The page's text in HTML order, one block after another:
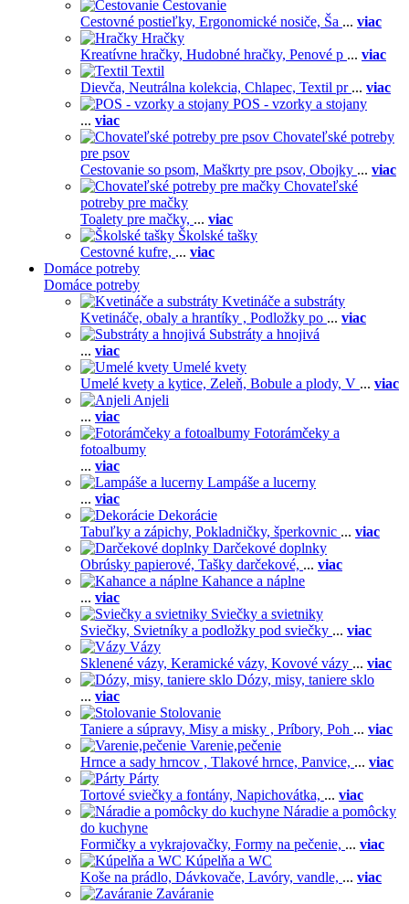
Cestovanie
Cestovné postieľky, Ergonomické nosiče, Ša ... viac
Hračky
Kreatívne hračky, Hudobné hračky, Penové p ... viac
Textil
Dievča, Neutrálna kolekcia, Chlapec, Textil pr ... viac
POS - vzorky a stojany
... viac
Chovateľské potreby
pre psov
Cestovanie so psom, Maškrty pre psov, Obojky ... viac
Chovateľské
potreby pre mačky
Toalety pre mačky, ... viac
Školské tašky
Cestovné kufre, ... viac
Domáce potreby
Domáce potreby
Kvetináče a substráty
Kvetináče, obaly a hrantíky , Podložky po ... viac
Substráty a hnojivá
... viac
Umelé kvety
Umelé kvety a kytice, Zeleň, Bobule a plody, V ... viac
Anjeli
... viac
Fotorámčeky a
fotoalbumy
... viac
Lampáše a lucerny
... viac
Dekorácie
Tabuľky a zápichy, Pokladničky, šperkovnic ... viac
Darčekové doplnky
Obrúsky papierové, Tašky darčekové, ... viac
Kahance a náplne
... viac
Sviečky a svietniky
Sviečky, Svietníky a podložky pod sviečky ... viac
Vázy
Sklenené vázy, Keramické vázy, Kovové vázy ... viac
Dózy, misy, taniere sklo
... viac
Stolovanie
Taniere a súpravy, Misy a misky , Príbory, Poh ... viac
Varenie,pečenie
Hrnce a sady hrncov , Tlakové hrnce, Panvice, ... viac
Párty
Tortové sviečky a fontány, Napichovátka, ... viac
Náradie a pomôcky
do kuchyne
Formičky a vykrajovačky, Formy na pečenie, ... viac
Kúpelňa a WC
Koše na prádlo, Dávkovače, Lavóry, vandle, ... viac
Zaváranie